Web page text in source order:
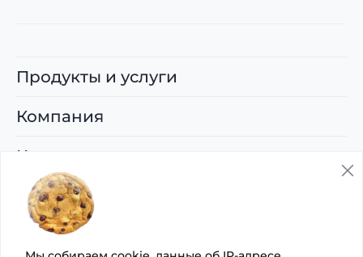
Продукты и услуги
Компания
Карьера
Поддержка
© 2026 ООО «Управляющая компания